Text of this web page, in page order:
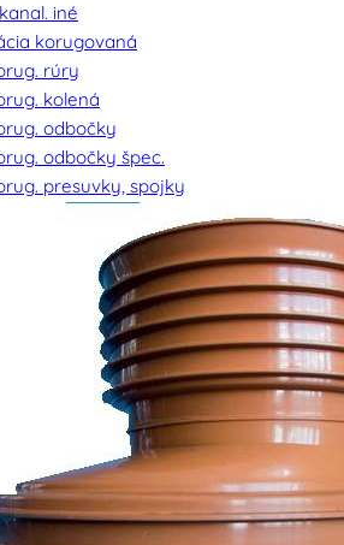
iné
korugovaná
rúry
kolená
odbočky
odbočky špec.
presuvky, spojky